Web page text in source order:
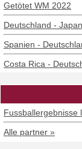
Getötet WM 2022
Deutschland - Japan
Spanien -
Costa Rica -
Fussballergebnisse
Alle partner »